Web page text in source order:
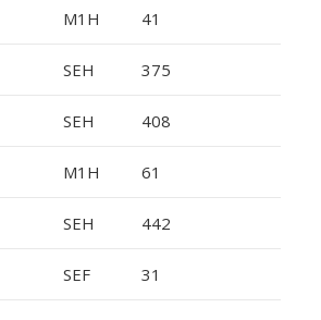
M1H 41
SEH 375
SEH 408
M1H 61
SEH 442
SEF 31